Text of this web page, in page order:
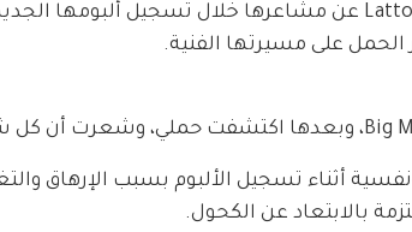
الحمل على مسيرتها الفنية.
أثناء تسجيل الألبوم بسبب الإرهاق
بالابتعاد عن الكحول.